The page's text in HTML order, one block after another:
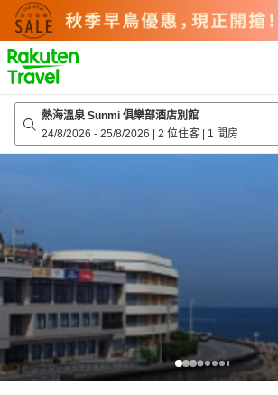
to
top
page
熱海溫泉 Sunmi 俱樂部酒店別館
24/8/2026 - 25/8/2026 | 2 位住客 | 1 間房